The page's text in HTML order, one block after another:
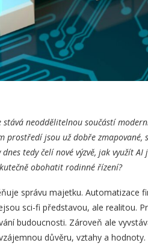
stává neoddělitelnou součástí
prostředí jsou už dobře
tedy čelí nové výzvě, jak využít
obohatit rodinné řízení?
správu majetku. Automatizace
sci-fi představou, ale realitou.
budoucnosti. Zároveň ale
důvěru, vztahy a hodnoty.